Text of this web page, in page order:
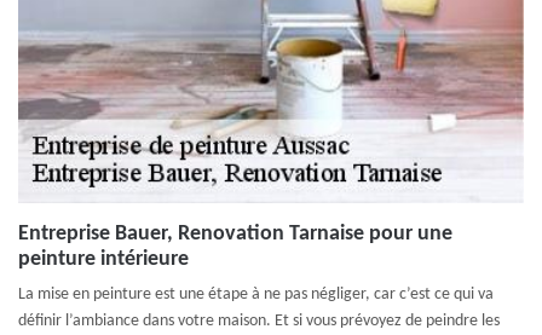
Entreprise Bauer, Renovation Tarnaise pour une
peinture intérieure
La mise en peinture est une étape à ne pas négliger, car c’est ce qui va
définir l’ambiance dans votre maison. Et si vous prévoyez de peindre les